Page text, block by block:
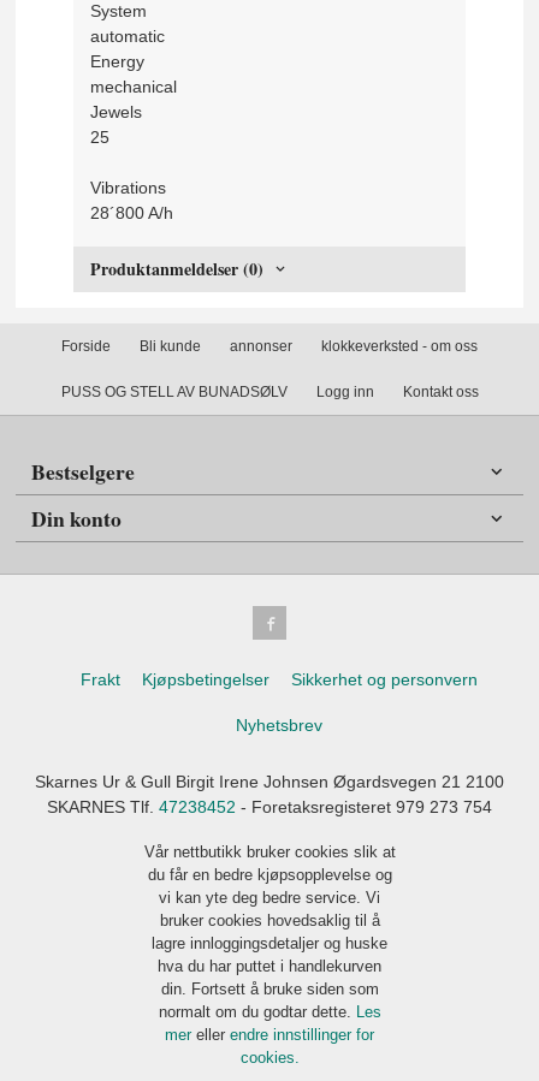
System
automatic
Energy
mechanical
Jewels
25
Vibrations
28´800 A/h
Produktanmeldelser (0)
Forside Bli kunde annonser klokkeverksted - om oss
PUSS OG STELL AV BUNADSØLV Logg inn Kontakt oss
Bestselgere
Din konto
Frakt Kjøpsbetingelser Sikkerhet og personvern
Nyhetsbrev
Skarnes Ur & Gull Birgit Irene Johnsen Øgardsvegen 21 2100
SKARNES Tlf. 47238452 - Foretaksregisteret 979 273 754
Vår nettbutikk bruker cookies slik at
du får en bedre kjøpsopplevelse og
vi kan yte deg bedre service. Vi
bruker cookies hovedsaklig til å
lagre innloggingsdetaljer og huske
hva du har puttet i handlekurven
din. Fortsett å bruke siden som
normalt om du godtar dette. Les
mer eller endre innstillinger for
cookies.